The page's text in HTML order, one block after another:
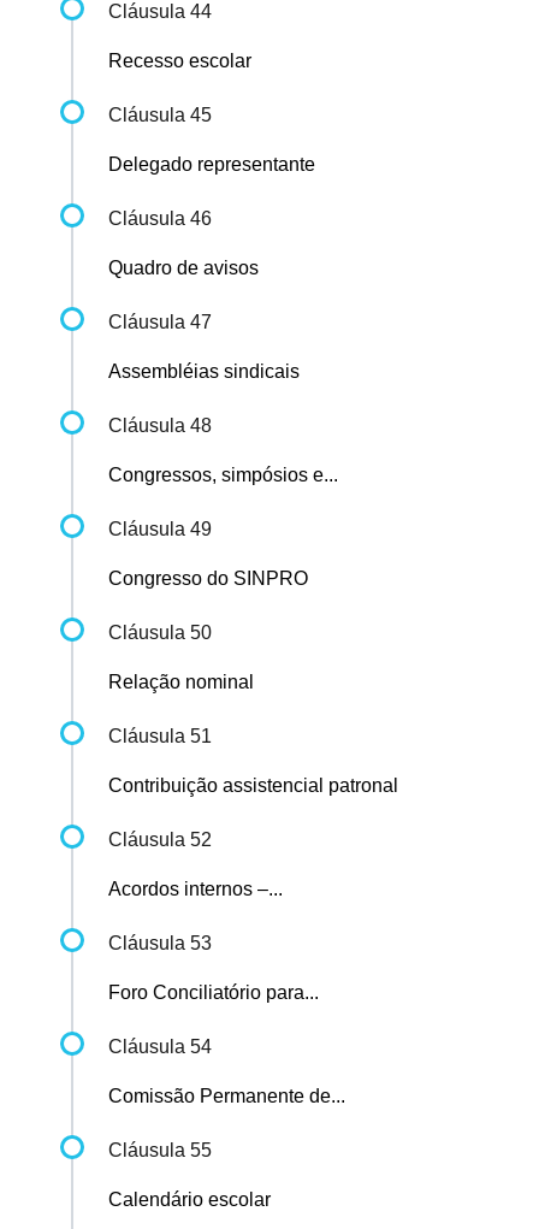
Cláusula 44
Recesso escolar
Cláusula 45
Delegado representante
Cláusula 46
Quadro de avisos
Cláusula 47
Assembléias sindicais
Cláusula 48
Congressos, simpósios e...
Cláusula 49
Congresso do SINPRO
Cláusula 50
Relação nominal
Cláusula 51
Contribuição assistencial patronal
Cláusula 52
Acordos internos –...
Cláusula 53
Foro Conciliatório para...
Cláusula 54
Comissão Permanente de...
Cláusula 55
Calendário escolar